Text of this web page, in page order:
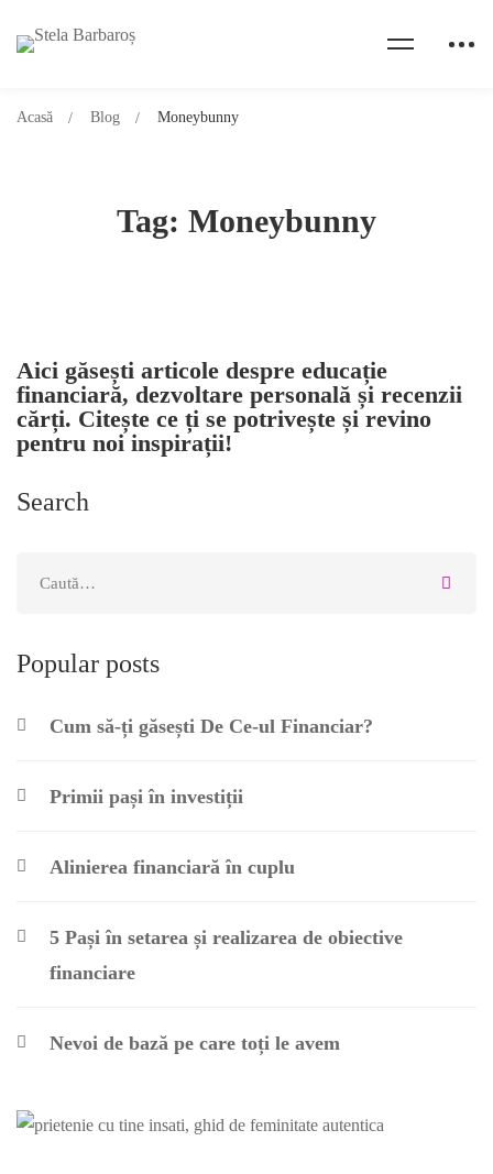
Tag: Moneybunny
Acasă Blog Moneybunny
Aici găsești articole despre educație
financiară, dezvoltare personală și recenzii
cărți. Citește ce ți se potrivește și revino
pentru noi inspirații!
Search
Popular posts
Cum să-ți găsești De Ce-ul Financiar?
Primii pași în investiții
Alinierea financiară în cuplu
5 Pași în setarea și realizarea de obiective
financiare
Nevoi de bază pe care toți le avem